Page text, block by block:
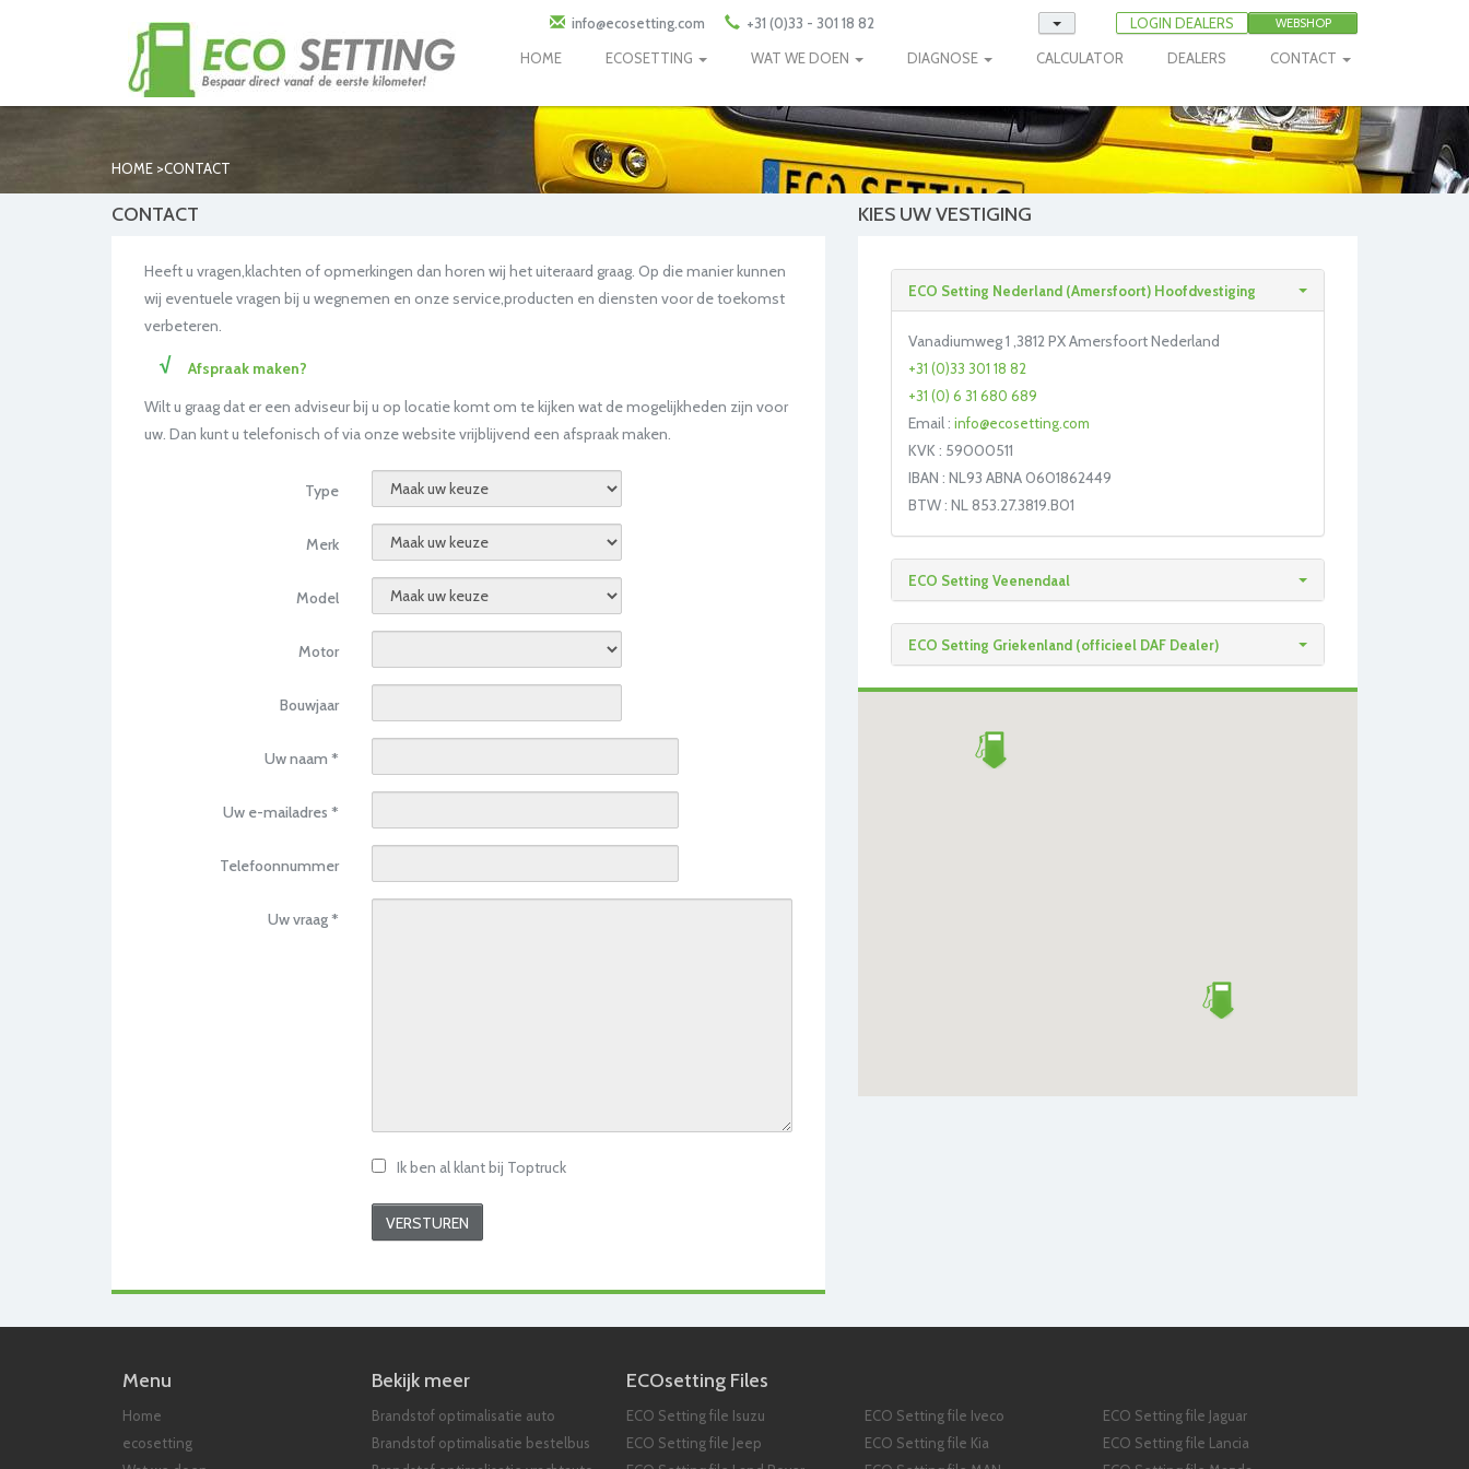
LOGIN DEALERS WEBSHOP
info@ecosetting.com
+31 (0)33 - 301 18 82
HOME
ECOSETTING WAT WE DOEN DIAGNOSE CALCULATOR DEALERS CONTACT
HOME >CONTACT
CONTACT
Heeft u vragen,klachten of opmerkingen dan horen wij het uiteraard graag. Op die manier kunnen
wij eventuele vragen bij u wegnemen en onze service,producten en diensten voor de toekomst
verbeteren.
Afspraak maken?
Wilt u graag dat er een adviseur bij u op locatie komt om te kijken wat de mogelijkheden zijn voor
uw. Dan kunt u telefonisch of via onze website vrijblijvend een afspraak maken.
Type
Merk
Model
Motor
Bouwjaar
Uw naam *
Uw e-mailadres *
Telefoonnummer
Uw vraag *
Ik ben al klant bij Toptruck
KIES UW VESTIGING
ECO Setting Nederland (Amersfoort) Hoofdvestiging
Vanadiumweg 1 ,3812 PX Amersfoort Nederland
+31 (0)33 301 18 82
+31 (0) 6 31 680 689
Email : info@ecosetting.com
KVK : 59000511
IBAN : NL93 ABNA 0601862449
BTW : NL 853.27.3819.B01
ECO Setting Veenendaal
ECO Setting Griekenland (officieel DAF Dealer)
Menu
Home
ecosetting
Bekijk meer
Brandstof optimalisatie auto
Brandstof optimalisatie bestelbus
ECOsetting Files
ECO Setting file Isuzu ECO Setting file Iveco
ECO Setting file Jaguar
ECO Setting file Jeep
ECO Setting file Kia
ECO Setting file Lancia